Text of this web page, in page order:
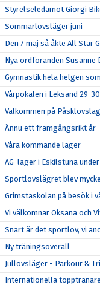
Styrelseledamot Giorgi
Sommarlovsläger juni
Den 7 maj så åkte All Star
Nya ordföranden
Gymnastik hela helgen
Vårpokalen i Leksand 29-
Välkommen på
Ännu ett framgångsrikt år
Våra kommande läger
AG-läger i Eskilstuna
Sportlovslägret blev
Grimstaskolan på besök i
Vi välkomnar Oksana och
Snart är det sportlov, vi
Ny träningsoverall
Jullovsläger - Parkour &
Internationella